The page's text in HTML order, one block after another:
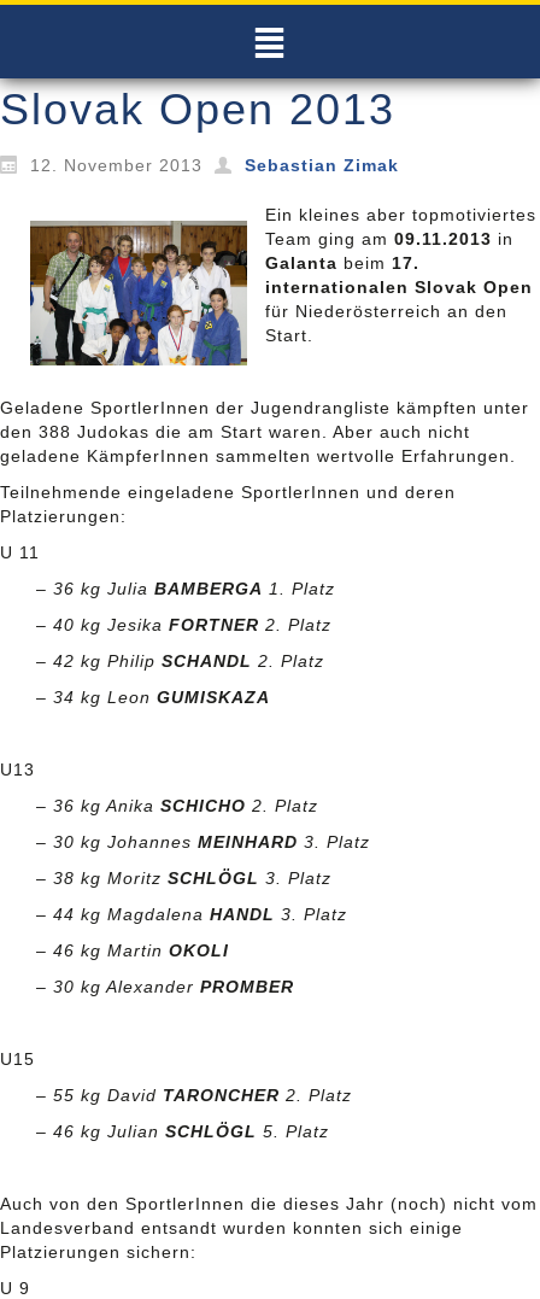
Slovak Open 2013
12. November 2013 Sebastian Zimak
Ein kleines aber topmotiviertes
Team ging am 09.11.2013 in
Galanta beim 17.
internationalen Slovak Open
für Niederösterreich an den
Start.
Geladene SportlerInnen der Jugendrangliste kämpften unter
den 388 Judokas die am Start waren. Aber auch nicht
geladene KämpferInnen sammelten wertvolle Erfahrungen.
Teilnehmende eingeladene SportlerInnen und deren
Platzierungen:
U 11
– 36 kg Julia BAMBERGA 1. Platz
– 40 kg Jesika FORTNER 2. Platz
– 42 kg Philip SCHANDL 2. Platz
– 34 kg Leon GUMISKAZA
U13
– 36 kg Anika SCHICHO 2. Platz
– 30 kg Johannes MEINHARD 3. Platz
– 38 kg Moritz SCHLÖGL 3. Platz
– 44 kg Magdalena HANDL 3. Platz
– 46 kg Martin OKOLI
– 30 kg Alexander PROMBER
U15
– 55 kg David TARONCHER 2. Platz
– 46 kg Julian SCHLÖGL 5. Platz
Auch von den SportlerInnen die dieses Jahr (noch) nicht vom
Landesverband entsandt wurden konnten sich einige
Platzierungen sichern:
U 9